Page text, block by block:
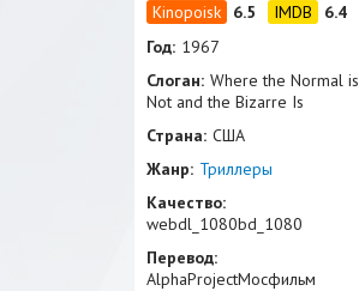
6.5
6.4
Год: 1967
Слоган: Where the Normal is
Not and the Bizarre Is
Страна: США
Жанр: Триллеры
Качество:
webdl_1080bd_1080
Перевод:
AlphaProjectМосфильм